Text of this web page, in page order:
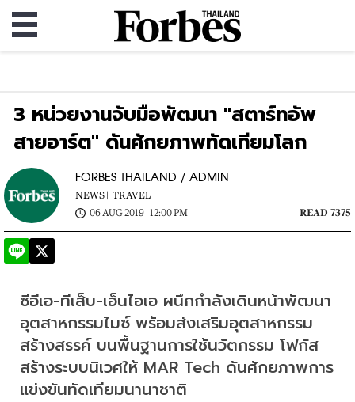
3 หน่วยงานจับมือพัฒนา "สตาร์ทอัพ
สายอาร์ต" ดันศักยภาพทัดเทียมโลก
FORBES THAILAND / ADMIN
NEWS |
TRAVEL
06 AUG 2019 | 12:00 PM
READ 7375
ซีอีเอ-ทีเส็บ-เอ็นไอเอ ผนึกกำลังเดินหน้าพัฒนา
อุตสาหกรรมไมซ์ พร้อมส่งเสริมอุตสาหกรรม
สร้างสรรค์ บนพื้นฐานการใช้นวัตกรรม โฟกัส
สร้างระบบนิเวศให้ MAR Tech ดันศักยภาพการ
แข่งขันทัดเทียมนานาชาติ